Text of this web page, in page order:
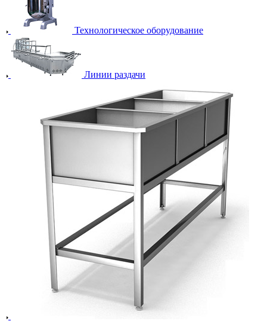
Технологическое оборудование
Линии раздачи